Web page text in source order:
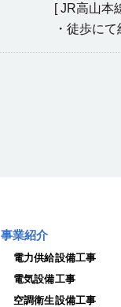
[ JR高山本
・徒歩に
事業紹介
電力供給設備工事
電気設備工事
空調衛生設備工事